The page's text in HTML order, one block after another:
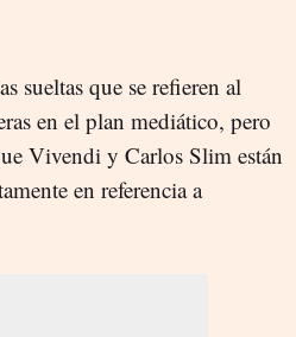
sueltas que se refieren al
en el plan mediático, pero
Vivendi y Carlos Slim están
en referencia a